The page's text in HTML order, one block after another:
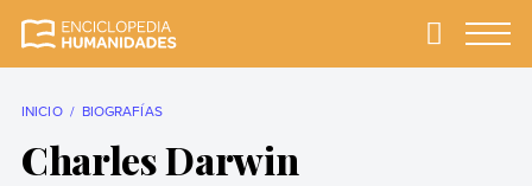
completa y más
Primary
INICIO BIOGRAFÍAS
Charles Darwin